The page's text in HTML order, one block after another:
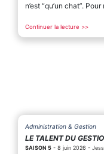
n’est “qu’un chat”.
Continuer la lecture >>
Administration & Gestion
LE TALENT DU
SAISON 5 - 8 juin 2026 -